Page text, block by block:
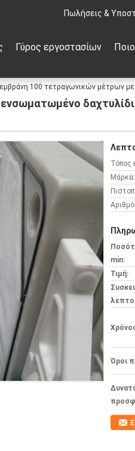
Πωλήσεις &
Γύρος εργοστασίων
100 τετραγωνικών μέτρων
Τόπος
Μάρκα:
min:
Τιμή:
Όροι